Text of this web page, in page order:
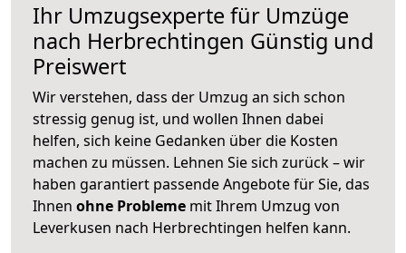
Ihr Umzugsexperte für Umzüge
nach Herbrechtingen Günstig und
Preiswert
Wir verstehen, dass der Umzug an sich schon
stressig genug ist, und wollen Ihnen dabei
helfen, sich keine Gedanken über die Kosten
machen zu müssen. Lehnen Sie sich zurück – wir
haben garantiert passende Angebote für Sie, das
Ihnen ohne Probleme mit Ihrem Umzug von
Leverkusen nach Herbrechtingen helfen kann.